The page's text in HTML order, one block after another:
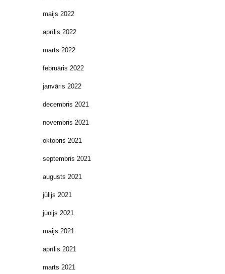
maijs 2022
aprīlis 2022
marts 2022
februāris 2022
janvāris 2022
decembris 2021
novembris 2021
oktobris 2021
septembris 2021
augusts 2021
jūlijs 2021
jūnijs 2021
maijs 2021
aprīlis 2021
marts 2021